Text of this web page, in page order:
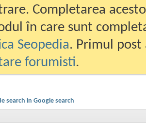
Completarea
în care sunt
Seopedia. Primul
forumisti.
search in Google search